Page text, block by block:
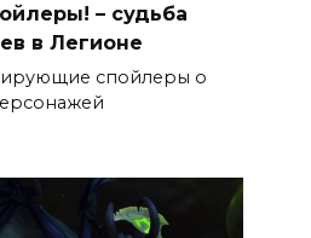
– судьба
в Легионе
спойлеры о